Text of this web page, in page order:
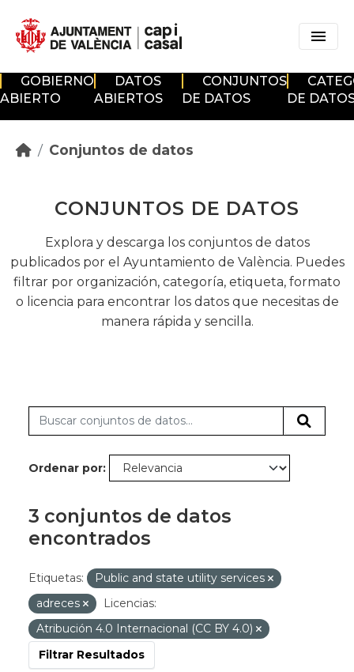
GOBIERNO
ABIERTO
DATOS
ABIERTOS
CONJUNTOS
DE DATOS
DE
Conjuntos de datos
CONJUNTOS DE DATOS
Explora y descarga los conjuntos de datos
publicados por el Ayuntamiento de València. Puedes
filtrar por organización, categoría, etiqueta, formato
o licencia para encontrar los datos que necesitas de
manera rápida y sencilla.
Ordenar por
3 conjuntos de datos
encontrados
Etiquetas:
Public and state utility services
adreces
Licencias:
Atribución 4.0 Internacional (CC BY 4.0)
Filtrar Resultados